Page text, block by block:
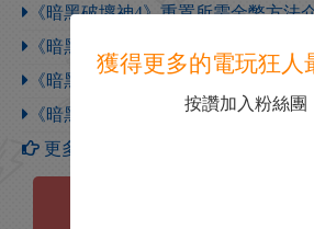
《暗黑破壞神4》重置所需金幣方法
《暗黑破壞神4》重置巔峰點方法介紹
《暗黑破壞神4》重置技能點方法介紹
《暗黑破壞神4》付費坐騎介紹
更多【暗黑破壞神4】攻略
獲得更多的電玩狂人
按讚加入粉絲團